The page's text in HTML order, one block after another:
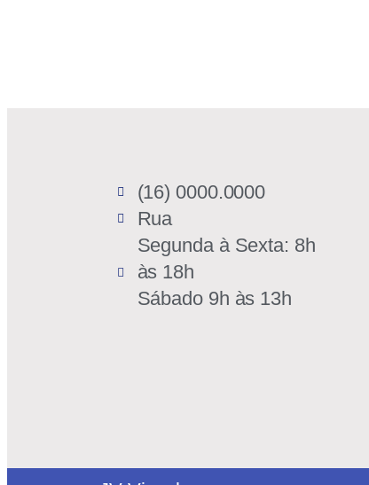
(16) 0000.0000
Rua
Segunda à Sexta: 8h
às 18h
Sábado 9h às 13h